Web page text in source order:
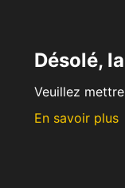
Désolé,
Veuillez
En savoir plus